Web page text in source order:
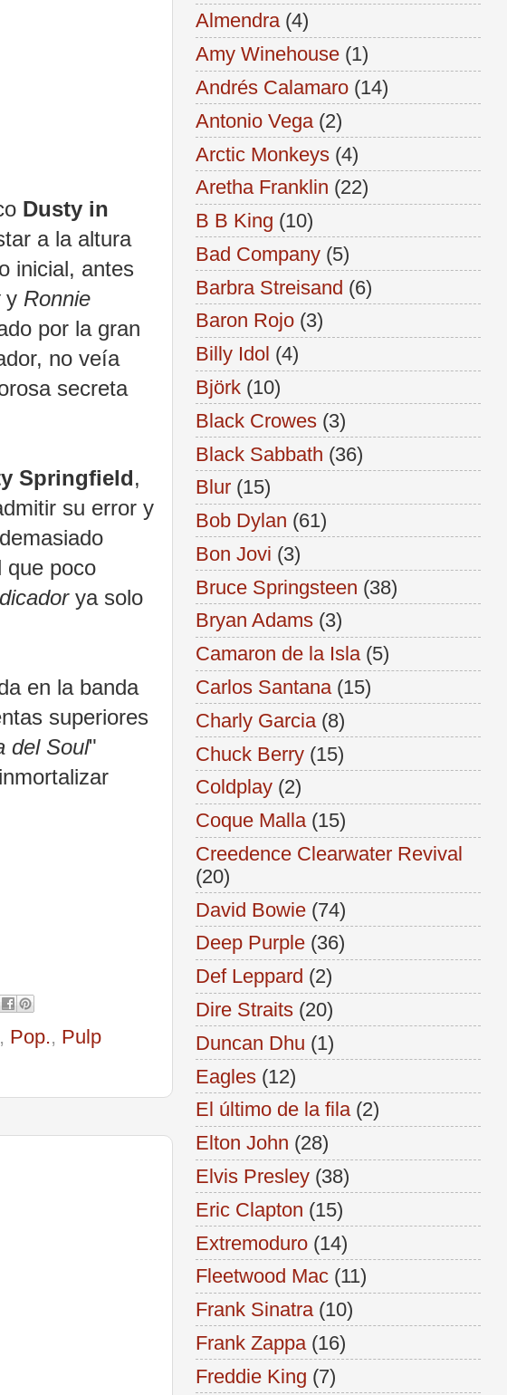
Dusty in
a la altura
inicial, antes
y Ronnie
por la gran
no veía
secreta
Springfield,
su error y
que poco
ya solo
en la banda
superiores
del Soul"
, Pop., Pulp
Almendra (4)
Amy Winehouse (1)
Andrés Calamaro (14)
Antonio Vega (2)
Arctic Monkeys (4)
Aretha Franklin (22)
B B King (10)
Bad Company (5)
Barbra Streisand (6)
Baron Rojo (3)
Billy Idol (4)
Björk (10)
Black Crowes (3)
Black Sabbath (36)
Blur (15)
Bob Dylan (61)
Bon Jovi (3)
Bruce Springsteen (38)
Bryan Adams (3)
Camaron de la Isla (5)
Carlos Santana (15)
Charly Garcia (8)
Chuck Berry (15)
Coldplay (2)
Coque Malla (15)
Creedence Clearwater Revival
(20)
David Bowie (74)
Deep Purple (36)
Def Leppard (2)
Dire Straits (20)
Duncan Dhu (1)
Eagles (12)
El último de la fila (2)
Elton John (28)
Elvis Presley (38)
Eric Clapton (15)
Extremoduro (14)
Fleetwood Mac (11)
Frank Sinatra (10)
Frank Zappa (16)
Freddie King (7)